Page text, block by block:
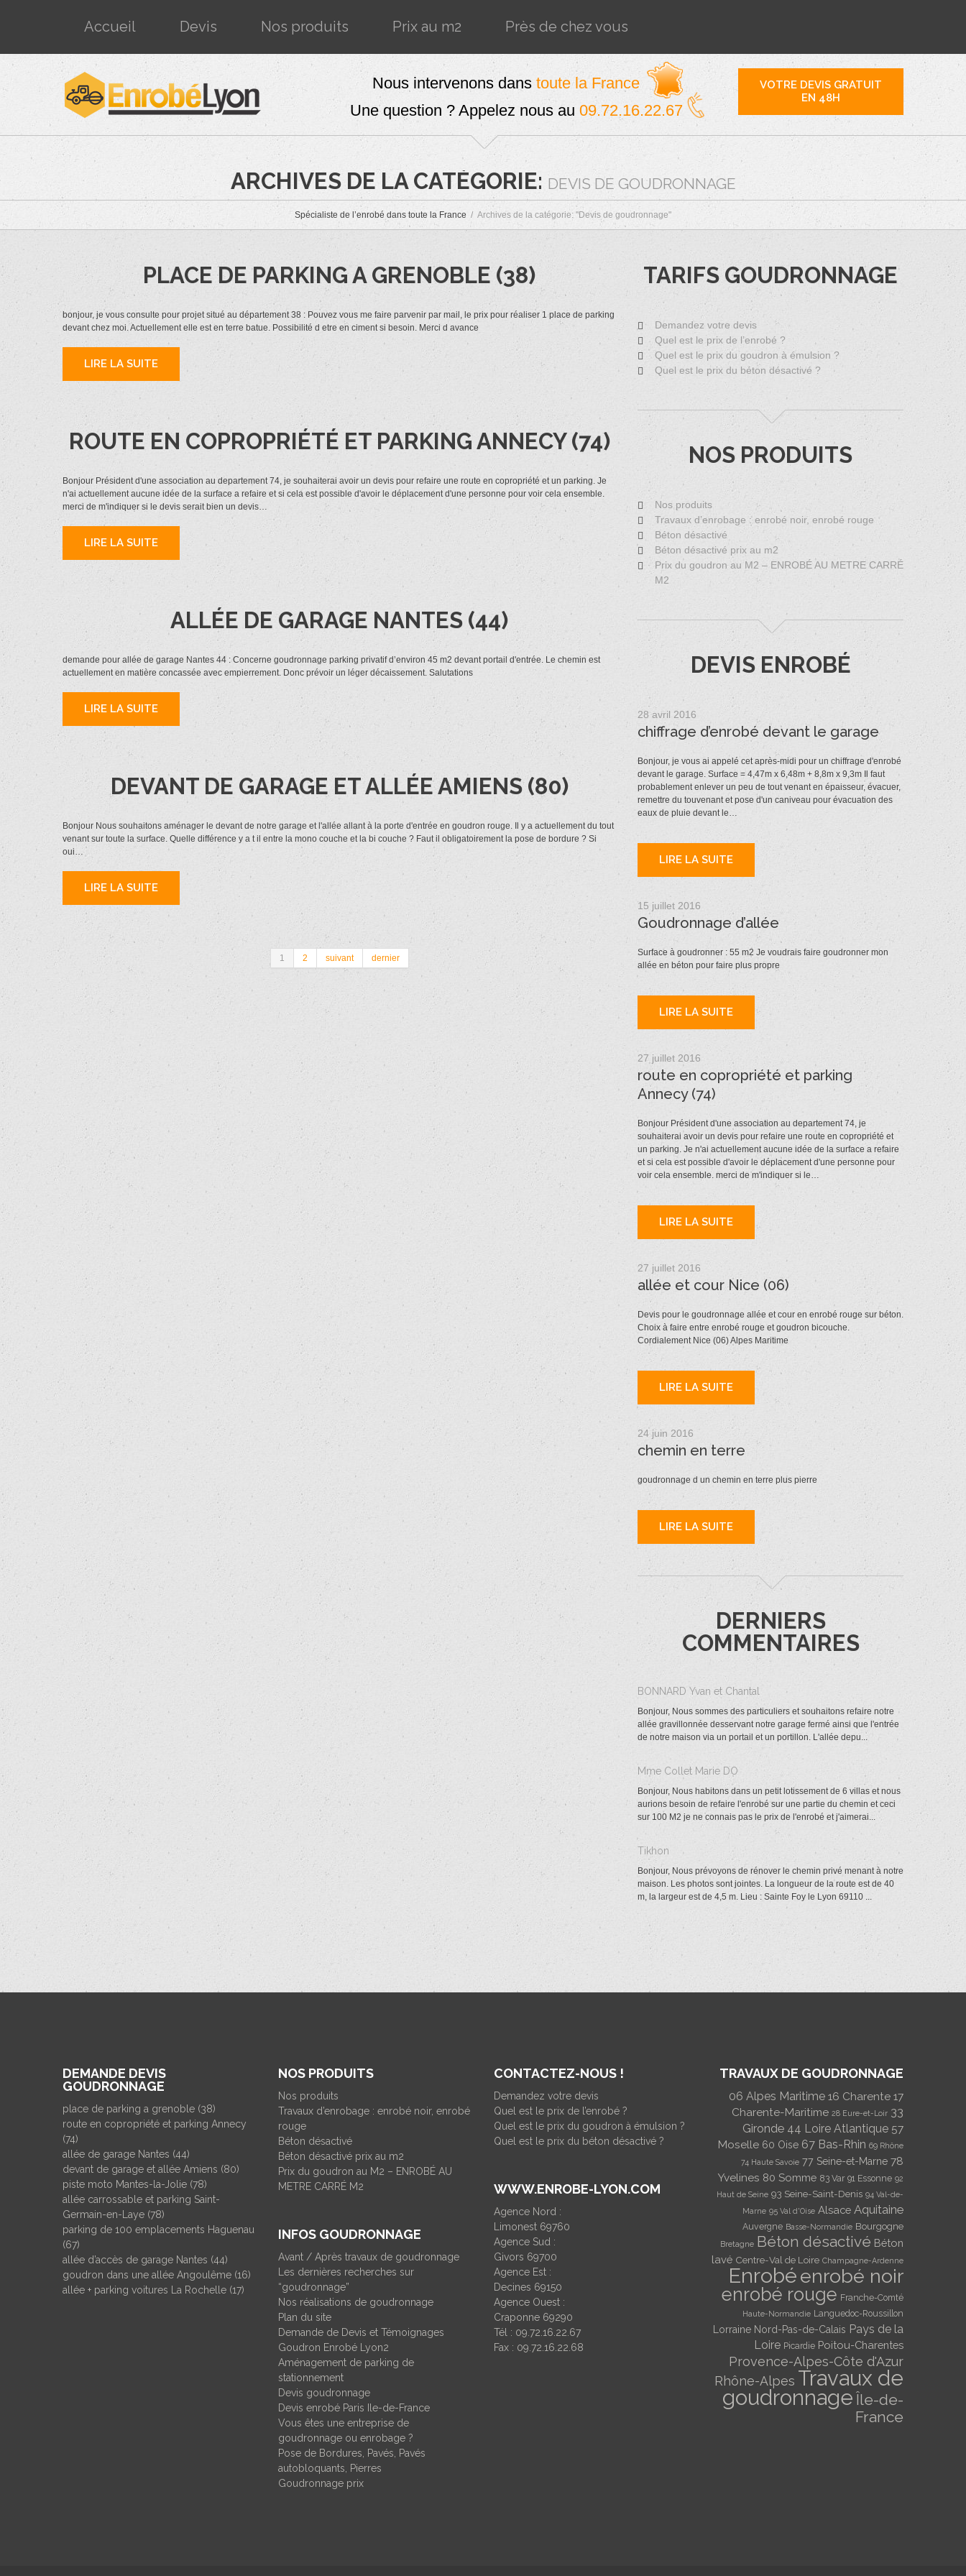
Accueil Devis Nos produits Prix au m2 Près de chez vous
Nous intervenons dans toute la France
Une question ? Appelez nous au 09.72.16.22.67
VOTRE DEVIS GRATUIT
EN 48H
ARCHIVES DE LA CATÉGORIE: DEVIS DE GOUDRONNAGE
Spécialiste de l’enrobé dans toute la France Archives de la catégorie: "Devis de goudronnage"
PLACE DE PARKING A GRENOBLE (38)
bonjour, je vous consulte pour projet situé au département 38 : Pouvez vous me faire parvenir par mail, le prix pour réaliser 1 place de parking
devant chez moi. Actuellement elle est en terre batue. Possibilité d etre en ciment si besoin. Merci d avance
LIRE LA SUITE
ROUTE EN COPROPRIÉTÉ ET PARKING ANNECY (74)
Bonjour Président d'une association au departement 74, je souhaiterai avoir un devis pour refaire une route en copropriété et un parking. Je
n'ai actuellement aucune idée de la surface a refaire et si cela est possible d'avoir le déplacement d'une personne pour voir cela ensemble.
merci de m'indiquer si le devis serait bien un devis…
LIRE LA SUITE
ALLÉE DE GARAGE NANTES (44)
demande pour allée de garage Nantes 44 : Concerne goudronnage parking privatif d’environ 45 m2 devant portail d'entrée. Le chemin est
actuellement en matière concassée avec empierrement. Donc prévoir un léger décaissement. Salutations
LIRE LA SUITE
DEVANT DE GARAGE ET ALLÉE AMIENS (80)
Bonjour Nous souhaitons aménager le devant de notre garage et l'allée allant à la porte d'entrée en goudron rouge. Il y a actuellement du tout
venant sur toute la surface. Quelle différence y a t il entre la mono couche et la bi couche ? Faut il obligatoirement la pose de bordure ? Si
oui…
LIRE LA SUITE
1 2 suivant dernier
TARIFS GOUDRONNAGE
Demandez votre devis
Quel est le prix de l’enrobé ?
Quel est le prix du goudron à émulsion ?
Quel est le prix du béton désactivé ?
NOS PRODUITS
Nos produits
Travaux d’enrobage : enrobé noir, enrobé rouge
Béton désactivé
Béton désactivé prix au m2
Prix du goudron au M2 – ENROBÉ AU METRE CARRÉ
M2
DEVIS ENROBÉ
28 avril 2016
chiffrage d’enrobé devant le garage
Bonjour, je vous ai appelé cet après-midi pour un chiffrage d'enrobé
devant le garage. Surface = 4,47m x 6,48m + 8,8m x 9,3m Il faut
probablement enlever un peu de tout venant en épaisseur, évacuer,
remettre du touvenant et pose d'un caniveau pour évacuation des
eaux de pluie devant le…
LIRE LA SUITE
15 juillet 2016
Goudronnage d’allée
Surface à goudronner : 55 m2 Je voudrais faire goudronner mon
allée en béton pour faire plus propre
LIRE LA SUITE
27 juillet 2016
route en copropriété et parking
Annecy (74)
Bonjour Président d'une association au departement 74, je
souhaiterai avoir un devis pour refaire une route en copropriété et
un parking. Je n'ai actuellement aucune idée de la surface a refaire
et si cela est possible d'avoir le déplacement d'une personne pour
voir cela ensemble. merci de m'indiquer si le…
LIRE LA SUITE
27 juillet 2016
allée et cour Nice (06)
Devis pour le goudronnage allée et cour en enrobé rouge sur béton.
Choix à faire entre enrobé rouge et goudron bicouche.
Cordialement Nice (06) Alpes Maritime
LIRE LA SUITE
24 juin 2016
chemin en terre
goudronnage d un chemin en terre plus pierre
LIRE LA SUITE
DERNIERS
COMMENTAIRES
BONNARD Yvan et Chantal
Bonjour, Nous sommes des particuliers et souhaitons refaire notre
allée gravillonnée desservant notre garage fermé ainsi que l'entrée
de notre maison via un portail et un portillon. L'allée depu...
Mme Collet Marie DO
Bonjour, Nous habitons dans un petit lotissement de 6 villas et nous
aurions besoin de refaire l'enrobé sur une partie du chemin et ceci
sur 100 M2 je ne connais pas le prix de l'enrobé et j'aimerai...
Tikhon
Bonjour, Nous prévoyons de rénover le chemin privé menant à notre
maison. Les photos sont jointes. La longueur de la route est de 40
m, la largeur est de 4,5 m. Lieu : Sainte Foy le Lyon 69110 ...
DEMANDE DEVIS
GOUDRONNAGE
place de parking a grenoble (38)
route en copropriété et parking Annecy
(74)
allée de garage Nantes (44)
devant de garage et allée Amiens (80)
piste moto Mantes-la-Jolie (78)
allée carrossable et parking Saint-
Germain-en-Laye (78)
parking de 100 emplacements Haguenau
(67)
allée d’accès de garage Nantes (44)
goudron dans une allée Angoulême (16)
allée + parking voitures La Rochelle (17)
NOS PRODUITS
Nos produits
Travaux d’enrobage : enrobé noir, enrobé
rouge
Béton désactivé
Béton désactivé prix au m2
Prix du goudron au M2 – ENROBÉ AU
METRE CARRÉ M2
INFOS GOUDRONNAGE
Avant / Après travaux de goudronnage
Les dernières recherches sur
“goudronnage”
Nos réalisations de goudronnage
Plan du site
Demande de Devis et Témoignages
Goudron Enrobé Lyon2
Aménagement de parking de
stationnement
Devis goudronnage
Devis enrobé Paris Ile-de-France
Vous êtes une entreprise de
goudronnage ou enrobage ?
Pose de Bordures, Pavés, Pavés
autobloquants, Pierres
Goudronnage prix
CONTACTEZ-NOUS !
Demandez votre devis
Quel est le prix de l’enrobé ?
Quel est le prix du goudron à émulsion ?
Quel est le prix du béton désactivé ?
WWW.ENROBE-LYON.COM
Agence Nord :
Limonest 69760
Agence Sud :
Givors 69700
Agence Est :
Decines 69150
Agence Ouest :
Craponne 69290
Tél : 09.72.16.22.67
Fax : 09.72.16.22.68
TRAVAUX DE GOUDRONNAGE
06 Alpes Maritime 16 Charente 17
Charente-Maritime 28 Eure-et-Loir 33
Gironde 44 Loire Atlantique 57
Moselle 60 Oise 67 Bas-Rhin 69 Rhône
74 Haute Savoie 77 Seine-et-Marne 78
Yvelines 80 Somme 83 Var 91 Essonne 92
Haut de Seine 93 Seine-Saint-Denis 94 Val-de-
Marne 95 Val d'Oise Alsace Aquitaine
Auvergne Basse-Normandie Bourgogne
Bretagne Béton désactivé Béton
lavé Centre-Val de Loire Champagne-Ardenne
Enrobéenrobé noir
enrobé rouge Franche-Comté
Haute-Normandie Languedoc-Roussillon
Lorraine Nord-Pas-de-Calais Pays de la
Loire Picardie Poitou-Charentes
Provence-Alpes-Côte d'Azur
Rhône-Alpes Travaux de
goudronnage Île-de-
France